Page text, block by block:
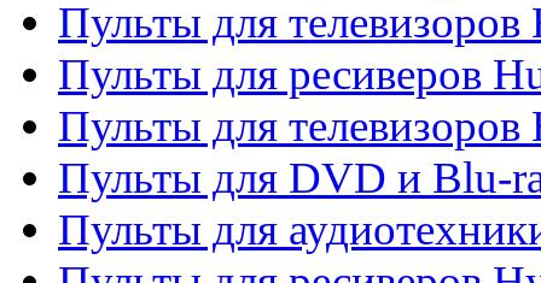
Пульты для телевизоров
Пульты для ресиверов
Пульты для
Пульты для DVD и Blu-
Пульты для